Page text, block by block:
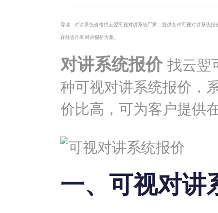
导读: 对讲系统价格找云翌可视对讲系统厂家，提供各种可视对讲系统
在线咨询和对讲报价方案。
对讲系统报价 找云翌
种可视对讲系统报价，
价比高，可为客户提供
一、可视对讲